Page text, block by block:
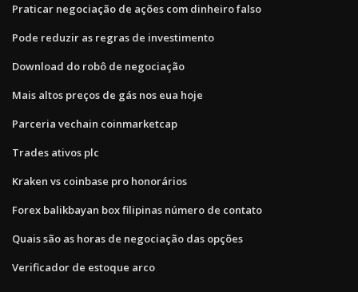
Praticar negociação de ações com dinheiro falso
Pode reduzir as regras de investimento
Download do robô de negociação
Mais altos preços de gás nos eua hoje
Parceria vechain coinmarketcap
Trades ativos plc
Kraken vs coinbase pro honorários
Forex balikbayan box filipinas número de contato
Quais são as horas de negociação das opções
Verificador de estoque arco